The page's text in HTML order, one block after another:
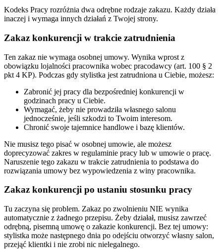
Kodeks Pracy rozróżnia dwa odrębne rodzaje zakazu. Każdy działa
inaczej i wymaga innych działań z Twojej strony.
Zakaz konkurencji w trakcie zatrudnienia
Ten zakaz nie wymaga osobnej umowy. Wynika wprost z
obowiązku lojalności pracownika wobec pracodawcy (art. 100 § 2
pkt 4 KP). Podczas gdy stylistka jest zatrudniona u Ciebie, możesz:
Zabronić jej pracy dla bezpośredniej konkurencji w
godzinach pracy u Ciebie.
Wymagać, żeby nie prowadziła własnego salonu
jednocześnie, jeśli szkodzi to Twoim interesom.
Chronić swoje tajemnice handlowe i bazę klientów.
Nie musisz tego pisać w osobnej umowie, ale możesz
doprecyzować zakres w regulaminie pracy lub w umowie o pracę.
Naruszenie tego zakazu w trakcie zatrudnienia to podstawa do
rozwiązania umowy bez wypowiedzenia z winy pracownika.
Zakaz konkurencji po ustaniu stosunku pracy
Tu zaczyna się problem. Zakaz po zwolnieniu NIE wynika
automatycznie z żadnego przepisu. Żeby działał, musisz zawrzeć
odrębną, pisemną umowę o zakazie konkurencji. Bez tej umowy:
stylistka może następnego dnia po odejściu otworzyć własny salon,
przejąć klientki i nie zrobi nic nielegalnego.